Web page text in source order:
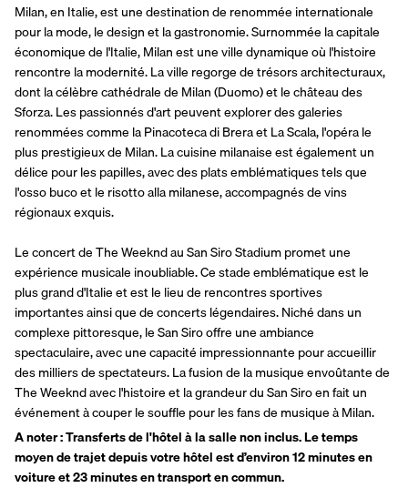
Milan, en Italie, est une destination de renommée internationale
pour la mode, le design et la gastronomie. Surnommée la capitale
économique de l'Italie, Milan est une ville dynamique où l'histoire
rencontre la modernité. La ville regorge de trésors architecturaux,
dont la célèbre cathédrale de Milan (Duomo) et le château des
Sforza. Les passionnés d'art peuvent explorer des galeries
renommées comme la Pinacoteca di Brera et La Scala, l'opéra le
plus prestigieux de Milan. La cuisine milanaise est également un
délice pour les papilles, avec des plats emblématiques tels que
l'osso buco et le risotto alla milanese, accompagnés de vins
régionaux exquis.
Le concert de The Weeknd au San Siro Stadium promet une
expérience musicale inoubliable. Ce stade emblématique est le
plus grand d'Italie et est le lieu de rencontres sportives
importantes ainsi que de concerts légendaires. Niché dans un
complexe pittoresque, le San Siro offre une ambiance
spectaculaire, avec une capacité impressionnante pour accueillir
des milliers de spectateurs. La fusion de la musique envoûtante de
The Weeknd avec l'histoire et la grandeur du San Siro en fait un
événement à couper le souffle pour les fans de musique à Milan.
A noter : Transferts de l'hôtel à la salle non inclus. Le temps
moyen de trajet depuis votre hôtel est d’environ 12 minutes en
voiture et 23 minutes en transport en commun.